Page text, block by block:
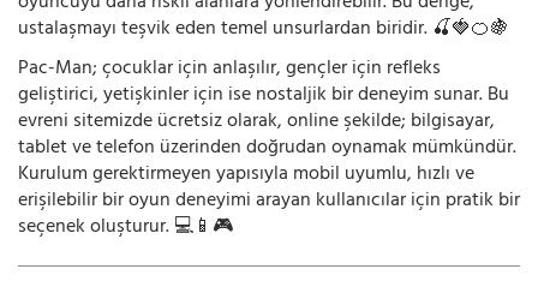
ustalaşmayı teşvik eden temel unsurlardan biridir. 🍒🍓🍊🍇
Pac-Man; çocuklar için anlaşılır, gençler için refleks
geliştirici, yetişkinler için ise nostaljik bir deneyim sunar. Bu
evreni sitemizde ücretsiz olarak, online şekilde; bilgisayar,
tablet ve telefon üzerinden doğrudan oynamak mümkündür.
Kurulum gerektirmeyen yapısıyla mobil uyumlu, hızlı ve
erişilebilir bir oyun deneyimi arayan kullanıcılar için pratik bir
seçenek oluşturur. 💻📱🎮